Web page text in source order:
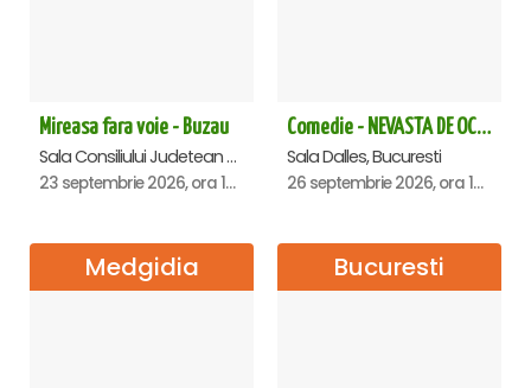
Mireasa fara voie - Buzau
Sala Consiliului Judetean Buzau, Buzau
23 septembrie 2026, ora 19:29
Comedie - NEVASTA DE OCAZIE !!!
Sala Dalles, Bucuresti
26 septembrie 2026, ora 19:00
Medgidia Bucuresti